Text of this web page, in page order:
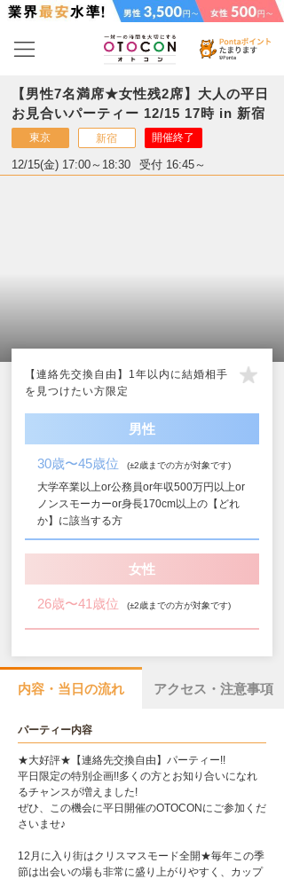
【男性7名満席★女性残2席】大人の平日
お見合いパーティー 12/15 17時 in 新宿
東京 新宿 開催終了
12/15(金) 17:00～18:30 受付 16:45～
【連絡先交換自由】1年以内に結婚相手
を見つけたい方限定
男性
30歳〜45歳位 (±2歳までの方が対象です)
大学卒業以上or公務員or年収500万円以上or
ノンスモーカーor身長170cm以上の【どれ
か】に該当する方
女性
26歳〜41歳位 (±2歳までの方が対象です)
内容・当日の流れ アクセス・注意事項
パーティー内容
★大好評★【連絡先交換自由】パーティー!!
平日限定の特別企画!!多くの方とお知り合いになれ
るチャンスが増えました!
ぜひ、この機会に平日開催のOTOCONにご参加くだ
さいませ♪
12月に入り街はクリスマスモード全開★毎年この季
節は出会いの場も非常に盛り上がりやすく、カップ